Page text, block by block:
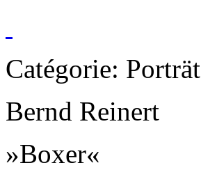
Catégorie: Porträt
Bernd Reinert
»Boxer«